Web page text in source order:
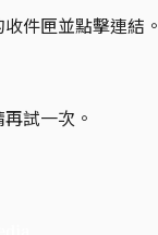
件匣並點擊連結。
試一次。